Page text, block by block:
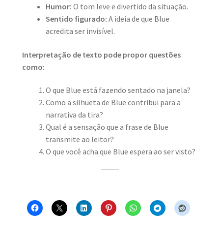
Humor: O tom leve e divertido da situação.
Sentido figurado: A ideia de que Blue
acredita ser invisível.
Interpretação de texto pode propor questões
como:
O que Blue está fazendo sentado na janela?
Como a silhueta de Blue contribui para a
narrativa da tira?
Qual é a sensação que a frase de Blue
transmite ao leitor?
O que você acha que Blue espera ao ser visto?